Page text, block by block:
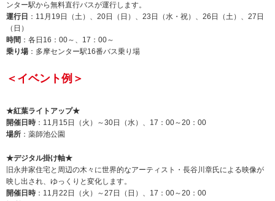
ンター駅から無料直行バスが運行します。
運行日 ：11月19日（土）、20日（日）、23日（水・祝）、26日（土）、27日
（日）
時間 ：各日16：00～、17：00～
乗り場 ：多摩センター駅16番バス乗り場
＜イベント例＞
★紅葉ライトアップ★
開催日時：11月15日（火）～30日（水）、17：00～20：00
場所 ：薬師池公園
★デジタル掛け軸★
旧永井家住宅と周辺の木々に世界的なアーティスト・長谷川章氏による映像が
映し出され、ゆっくりと変化します。
開催日時：11月22日（火）～27日（日）、17：00～20：00